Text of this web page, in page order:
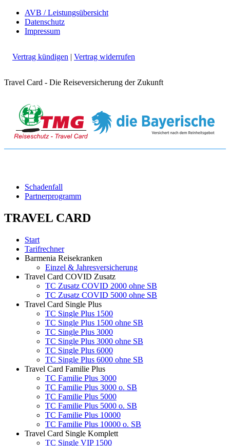
AVB / Leistungsübersicht
Datenschutz
Impressum
Vertrag kündigen | Vertrag widerrufen
Travel Card - Die Reiseversicherung der Zukunft
Schadenfall
Partnerprogramm
TRAVEL CARD
Start
Tarifrechner
Barmenia Reisekranken
Einzel & Jahresversicherung
Travel Card COVID Zusatz
TC Zusatz COVID 2000 ohne SB
TC Zusatz COVID 5000 ohne SB
Travel Card Single Plus
TC Single Plus 1500
TC Single Plus 1500 ohne SB
TC Single Plus 3000
TC Single Plus 3000 ohne SB
TC Single Plus 6000
TC Single Plus 6000 ohne SB
Travel Card Familie Plus
TC Familie Plus 3000
TC Familie Plus 3000 o. SB
TC Familie Plus 5000
TC Familie Plus 5000 o. SB
TC Familie Plus 10000
TC Familie Plus 10000 o. SB
Travel Card Single Komplett
TC Single VIP 1500